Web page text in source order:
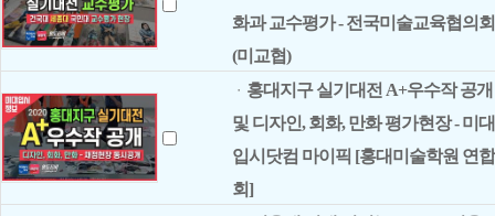
화과 교수평가 - 전국미술교육협의회
(미교협)
ㆍ 홍대지구 실기대전 A+우수작 공개
및 디자인, 회화, 만화 평가현장 - 미대
입시닷컴 마이픽 [홍대미술학원 연합
회]